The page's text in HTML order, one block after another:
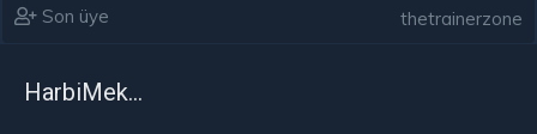
Son üye thetrainerzone
HarbiMekân